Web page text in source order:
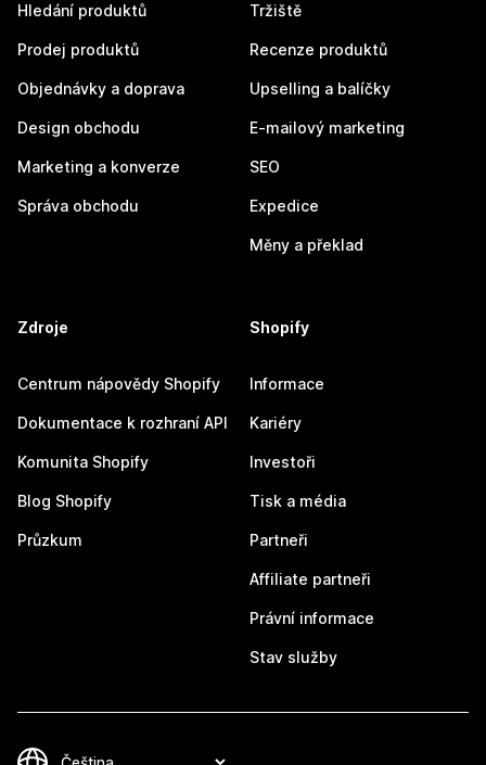
Hledání produktů
Prodej produktů
Objednávky a doprava
Design obchodu
Marketing a konverze
Správa obchodu
Tržiště
Recenze produktů
Upselling a balíčky
E-mailový marketing
SEO
Expedice
Měny a překlad
Zdroje
Centrum nápovědy Shopify
Dokumentace k rozhraní API
Komunita Shopify
Blog Shopify
Průzkum
Shopify
Informace
Kariéry
Investoři
Tisk a média
Partneři
Affiliate partneři
Právní informace
Stav služby